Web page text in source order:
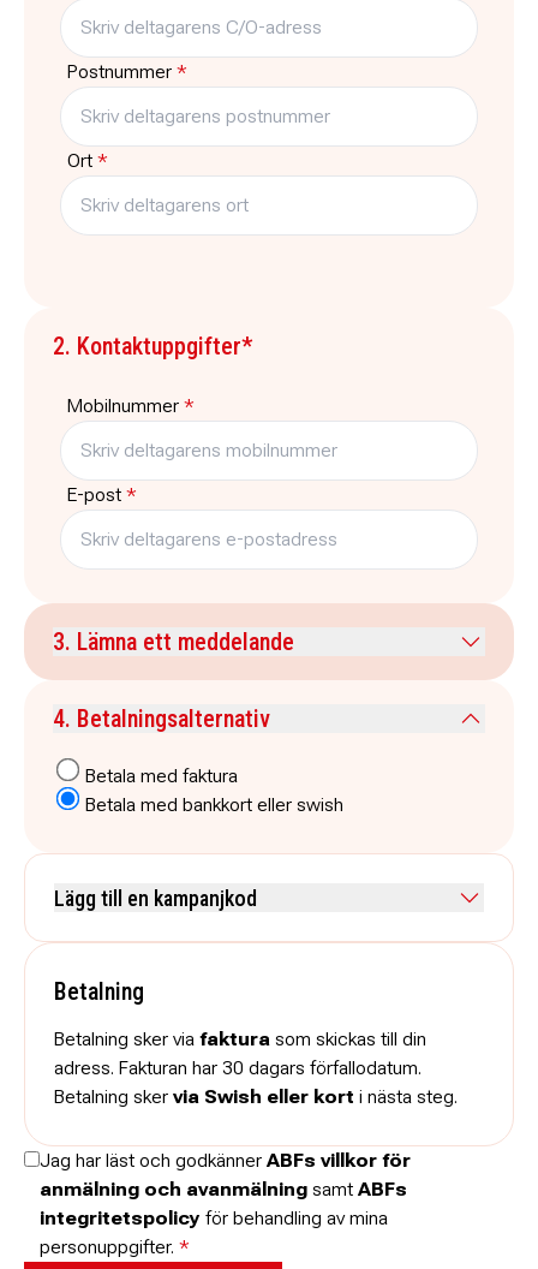
Postnummer *
Ort *
2. Kontaktuppgifter*
Mobilnummer *
E-post *
3. Lämna ett meddelande
4. Betalningsalternativ
Betala med faktura
Betala med bankkort eller swish
Lägg till en kampanjkod
Betalning
Betalning sker via faktura som skickas till din
adress. Fakturan har 30 dagars förfallodatum.
Betalning sker via Swish eller kort i nästa steg.
Jag har läst och godkänner ABFs villkor för
anmälning och avanmälning samt ABFs
integritetspolicy för behandling av mina
personuppgifter. *